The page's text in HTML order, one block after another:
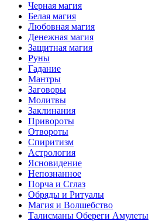
Черная магия
Белая магия
Любовная магия
Денежная магия
Защитная магия
Руны
Гадание
Мантры
Заговоры
Молитвы
Заклинания
Привороты
Отвороты
Спиритизм
Астрология
Ясновидение
Непознанное
Порча и Сглаз
Обряды и Ритуалы
Магия и Волшебство
Талисманы Обереги Амулеты